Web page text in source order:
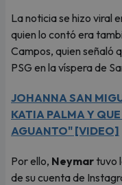
La noticia se hizo viral
quien lo contó era
Campos, quien señaló
PSG en la víspera de
JOHANNA SAN
KATIA PALMA Y
AGUANTO" [VIDEO]
Por ello, Neymar tuvo
de su cuenta de